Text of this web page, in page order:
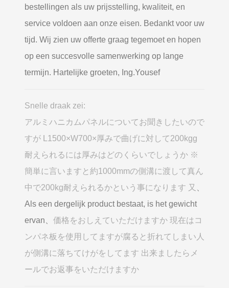
bestellingen als uw prijsstelling, kwaliteit, en
service voldoen aan onze eisen. Bedankt voor uw
tijd. Wij zien uw offerte graag tegemoet en hopen
op een succesvolle samenwerking op lange
termijn. Hartelijke groeten, Ing.Yousef
Snelle draak zei:
アルミハニカムパネルについてお聞きしたいので
すが L1500×W700×厚みで曲げに対して200kgg
耐えられるには厚みはどのくらいでしょうか ※
簡単に言いますと約1000mmの側溝に渡して真ん
中で200kg耐えられるかという事になります 又
Als een dergelijk product bestaat, is het gewicht
ervan、 価格をおしえていただけますか 現在はコ
ンパネ板を使用してますが腐ると折れてしまい人
が側溝に落ちてけがをしてます 出来ましたらメ
ールでお返事をいただけますか